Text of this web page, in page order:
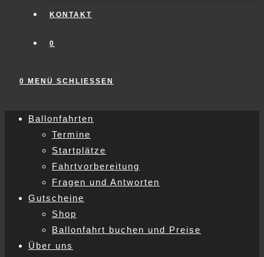
KONTAKT
0
0 MENÜ SCHLIESSEN
Ballonfahrten
Termine
Startplätze
Fahrtvorbereitung
Fragen und Antworten
Gutscheine
Shop
Ballonfahrt buchen und Preise
Über uns